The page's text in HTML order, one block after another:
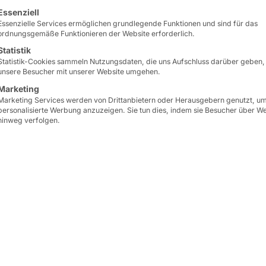
Gewerbes haben
Auge als
Zusammenspiel
bedarf es zu
zur Steuerung
Anwendungen
. Als
von
industriellen
eine Liste der Service-Gruppen, für die eine
Services ermöglichen grundlegende Funktionen und sind für das
Funktionieren der Website erforderlich.
Cookies sammeln Nutzungsdaten, die uns Aufschluss darüber
Besucher mit unserer Website umgehen.
Services werden von Drittanbietern oder Herausgebern genutzt,
Werbung anzuzeigen. Sie tun dies, indem sie Besucher über
verfolgen.